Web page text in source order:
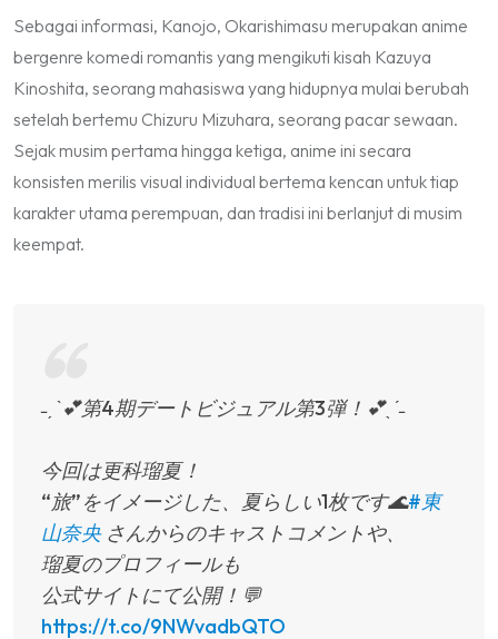
Sebagai informasi, Kanojo, Okarishimasu merupakan anime
bergenre komedi romantis yang mengikuti kisah Kazuya
Kinoshita, seorang mahasiswa yang hidupnya mulai berubah
setelah bertemu Chizuru Mizuhara, seorang pacar sewaan.
Sejak musim pertama hingga ketiga, anime ini secara
konsisten merilis visual individual bertema kencan untuk tiap
karakter utama perempuan, dan tradisi ini berlanjut di musim
keempat.
˗ˏˋ💕第4期デートビジュアル第3弾！💕ˎˊ˗
今回は更科瑠夏！
“旅”をイメージした、夏らしい1枚です🌊#東
山奈央さんからのキャストコメントや、
瑠夏のプロフィールも
公式サイトにて公開！💬
https://t.co/9NWvadbQTO